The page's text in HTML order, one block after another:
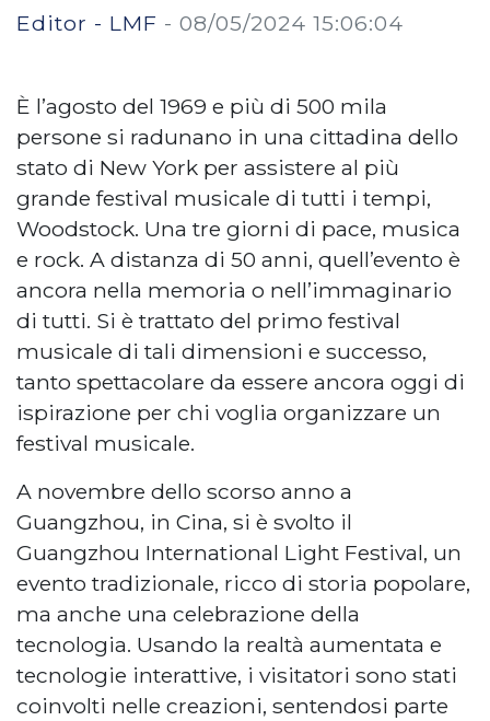
Editor - LMF - 08/05/2024 15:06:04
È l’agosto del 1969 e più di 500 mila
persone si radunano in una cittadina dello
stato di New York per assistere al più
grande festival musicale di tutti i tempi,
Woodstock. Una tre giorni di pace, musica
e rock. A distanza di 50 anni, quell’evento è
ancora nella memoria o nell’immaginario
di tutti. Si è trattato del primo festival
musicale di tali dimensioni e successo,
tanto spettacolare da essere ancora oggi di
ispirazione per chi voglia organizzare un
festival musicale.
A novembre dello scorso anno a
Guangzhou, in Cina, si è svolto il
Guangzhou International Light Festival, un
evento tradizionale, ricco di storia popolare,
ma anche una celebrazione della
tecnologia. Usando la realtà aumentata e
tecnologie interattive, i visitatori sono stati
coinvolti nelle creazioni, sentendosi parte